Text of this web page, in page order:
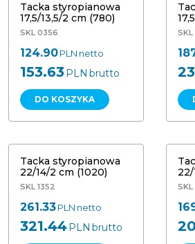
Tacka styropianowa
17,5/13,5/2 cm (780)
SKL 0356
124.90PLN netto
153.63PLN brutto
DO KOSZYKA
Tacka styropianowa 22/14/2 cm
Tacka styropianowa
22/14/2 cm (1020)
SKL 1352
261.33PLN netto
321.44PLN brutto